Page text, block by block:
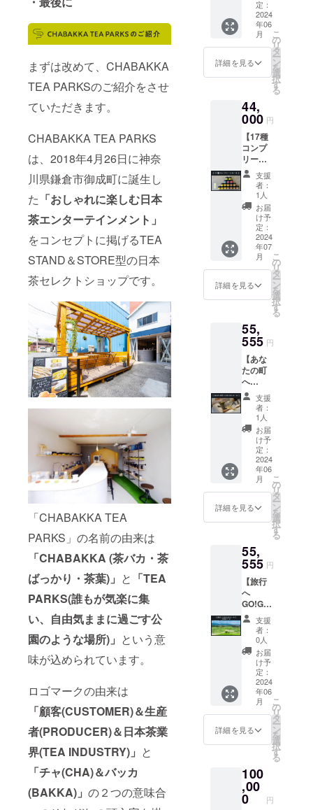
まずは改めて、CHABAKKA
TEA PARKSのご紹介をさせ
ていただきます。
CHABAKKA TEA PARKS
は、2018年4月26日に神奈
川県鎌倉市御成町に誕生し
た 「おしゃれに楽しむ日本
茶エンターテインメント」
をコンセプトに掲げるTEA
STAND＆STORE型の日本
茶セレクトショップです。
「CHABAKKA TEA
PARKS」の名前の由来は
「CHABAKKA (茶バカ・茶
ばっかり・茶葉)」 と 「TEA
PARKS(誰もが気楽に集
い、自由気ままに過ごす公
園のような場所)」 という意
味が込められています。
ロゴマークの由来は
「顧客(CUSTOMER)＆生産
者(PRODUCER)＆日本茶業
界(TEA INDUSTRY)」 と
「チャ(CHA)＆バッカ
(BAKKA)」 の２つの意味合
BOOK
デジタ
ルデー
タ
べての
ドリン
クが対
てもお
得なチ
◎【ca
mpfire
限定】
CHABA
KKA
TEA
PARKS
BRAND
BOOK
デジタ
ルデー
◎5枚1
セット
ティー
ト 有
効期
4月30日
⇒熱海
店・鎌
倉店両
店舗で
使用可
能のド
リンク
チケッ
ト。 す
べての
ドリン
クが対
象とな
得なチ
ケット
mpfire
限定】
CHABA
KKA
TEA
PARKS
BRAND
BOOK
デジタ
ルデー
◎5枚1
セット
ティー
チケッ
ト 有
4月30日
⇒熱海
店・鎌
倉店両
店舗で
使用可
能のド
リンク
チケッ
ト。 す
べての
ドリン
クが対
象とな
るとっ
得なチ
ケット
mpfire
限定】
CHABA
KKA
TEA
PARKS
BRAND
BOOK
デジタ
ルデー
りグラ
スを組
み合わ
せ特別
なセッ
ト。 ※
は株式
会社
eaに加
工して
いただ
いた
「CHA
BAKKA
×池乃屋
園」の
限定コ
ラボ
レー
ション
品で
す。 ※
の食品
表示は
お届け
商品の
ラベル
に表記
されま
す。 商
品開封
前には
必ずお
届けの
リター
ンに貼
付され
ルや注
意書き
さい。
◎5枚1
セット
の
ティー
チケッ
ト 有
効期
限：
2027年
4月30日
⇒熱海
店・鎌
倉店両
能のド
リンク
べての
ドリン
クが対
3g×10
個入り
ティー
バッグ
（オリ
ジナル
パッ
全17種
類の中
からラ
ンダム
で1種類
を1年間
毎月ご
配送
配送期
間：
2024年
6月～
2025年
5月 ※原
材料及
び添加
物等の
品のラ
ベルに
れま
す。 商
品開封
前には
必ずお
届けの
リター
ンに貼
付され
たラベ
ルや注
意書き
をご確
認くだ
の
ティー
チケッ
ト 有
効期
限：
2027年
4月30日
⇒熱海
店・鎌
倉店両
店舗で
使用可
能のド
リンク
ト。 す
べての
象とな
るとっ
てもお
定：
2024
年06
月
詳細を見る
こ
の
リ
タ
ー
ン
を
選
択
す
る
44,
000 円
【17種
コンプ
リート
コー
ス】 ◎
シング
ルオリ
ジン茶
30g×17
種類
（オリ
ジナル
茶缶
付） ⇒
が揃っ
たフル
セッ
ト。 ※
原材料
及び添
加物等
の食品
表示は
お届け
商品の
ラベル
に表記
されま
す。 商
品開封
前には
ンに貼
付され
ルや注
意書き
をご確
認くだ
さい。
◎5枚1
セット
ティー
チケッ
ト 有
効期
限：
2027年
4月30日
倉店両
店舗で
使用可
支援
者：
1人
お届
け予
定：
2024
年07
月
詳細を見る
こ
の
リ
タ
ー
ン
を
選
択
す
る
55,
555 円
【あな
たの町
へ
GO!GO!
コー
ス】 ◎
出張
サービ
ス ⇒代
表の三
浦が
ケータ
リング
やワー
ク
ミナー
や講演
に現地
まで出
張でお
伺いい
たしま
す。 日
本茶エ
ンター
テイン
メント
な体験
をあな
たの町
にもお
届けし
以降か
ら予定
してい
ます。
支援
者：
1人
お届
け予
定：
2024
年06
月
詳細を見る
こ
の
リ
タ
ー
ン
を
選
択
す
る
55,
555 円
【旅行
へ
GO!GO!
コース
～茶畑
周遊ツ
アー
編】 ◎
茶産地
での体
験ツ
アーへ
ご招待
しま
す。 ⇒
摘み体
験を含
めた旅
行プラ
支援
者：
0人
お届
け予
定：
2024
年06
月
詳細を見る
こ
の
リ
タ
ー
ン
を
選
択
す
る
100
,00
0 円